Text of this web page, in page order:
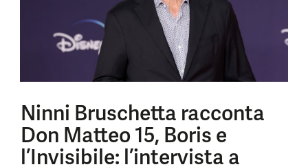
Ninni Bruschetta racconta
Don Matteo 15, Boris e
l’Invisibile: l’intervista a